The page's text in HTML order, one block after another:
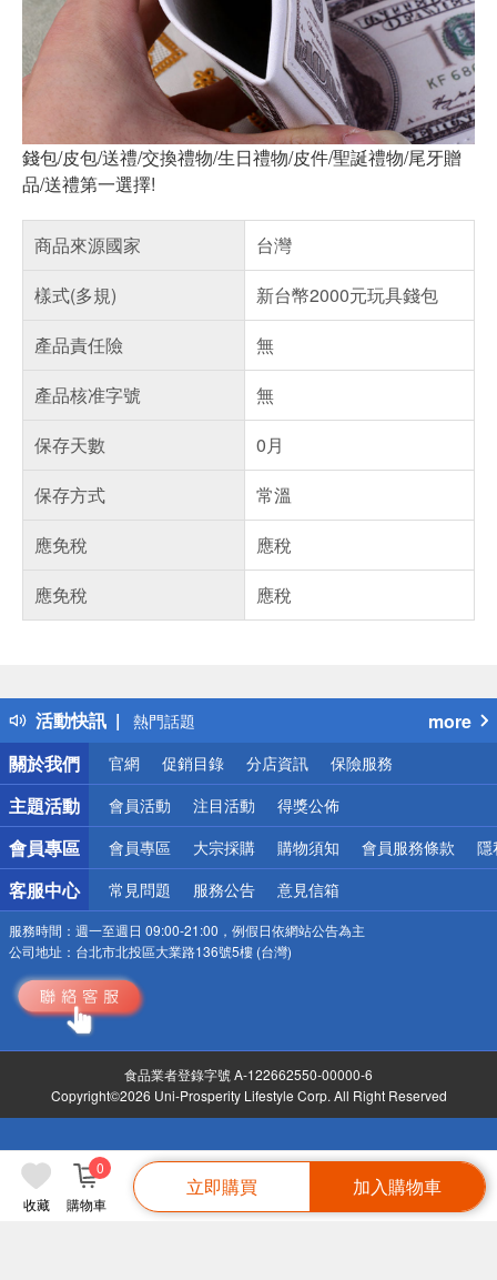
收藏 購物車
0
立即購買 加入購物車
錢包/皮包/送禮/交換禮物/生日禮物/皮件/聖誕禮物/尾牙贈
品/送禮第一選擇!
商品來源國家
台灣
樣式(多規)
新台幣2000元玩具錢包
產品責任險
無
產品核准字號
無
保存天數
0月
保存方式
常溫
應免稅
應稅
應免稅
應稅
活動快訊
得獎公告
熱門話題
銀行優惠
偏遠地區配送
詐騙網頁！請小心！
more
關於我們
官網 促銷目錄 分店資訊 保險服務
主題活動 會員活動 注目活動 得獎公佈
會員專區 會員專區 大宗採購 購物須知 會員服務條款 隱
客服中心 常見問題 服務公告 意見信箱
服務時間： 週一至週日 09:00-21:00，例假日依網站公告為主
公司地址： 台北市北投區大業路136號5樓 (台灣)
食品業者登錄字號 A-122662550-00000-6
Copyright©2026 Uni-Prosperity Lifestyle Corp. All Right Reserved